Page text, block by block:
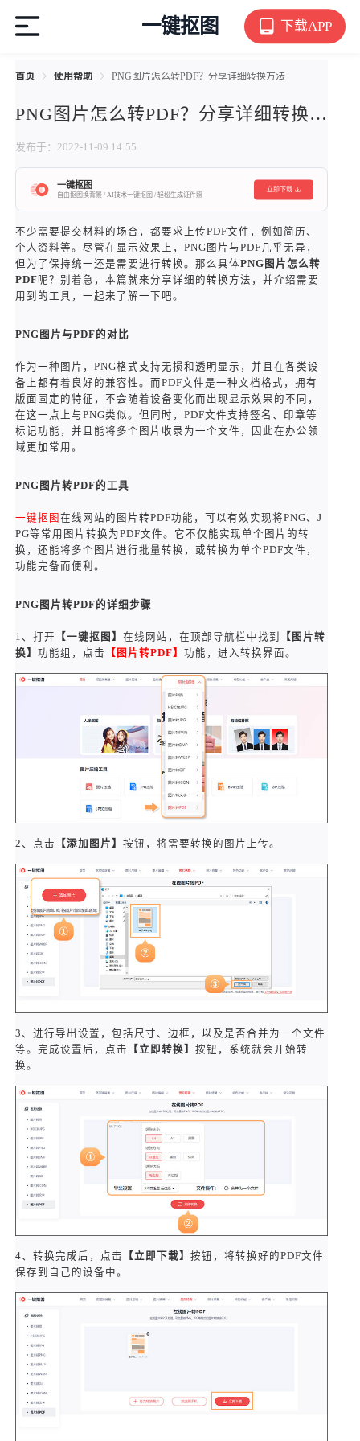
一键抠图 下载APP
首页 使用帮助 PNG图片怎么转PDF？分享详细转换方法
PNG图片怎么转PDF？分享详细转换方法
发布于：2022-11-09 14:55
一键抠图
自由抠图换背景 / AI技术一键抠图 / 轻松生成证件照
立即下载
不少需要提交材料的场合，都要求上传PDF文件，例如简历、
个人资料等。尽管在显示效果上，PNG图片与PDF几乎无异，
但为了保持统一还是需要进行转换。那么具体PNG图片怎么转
PDF呢？别着急，本篇就来分享详细的转换方法，并介绍需要
用到的工具，一起来了解一下吧。
PNG 图片与PDF的对比
作为一种图片，PNG格式支持无损和透明显示，并且在各类设
备上都有着良好的兼容性。而PDF文件是一种文档格式，拥有
版面固定的特征，不会随着设备变化而出现显示效果的不同，
在这一点上与PNG类似。但同时，PDF文件支持签名、印章等
标记功能，并且能将多个图片收录为一个文件，因此在办公领
域更加常用。
PNG 图片转PDF的工具
一键抠图 在线网站的图片转PDF功能，可以有效实现将PNG、J
PG等常用图片转换为PDF文件。它不仅能实现单个图片的转
换，还能将多个图片进行批量转换，或转换为单个PDF文件，
功能完备而便利。
PNG 图片转PDF的详细步骤
1、打开 【一键抠图】 在线网站，在顶部导航栏中找到
【图片转
换】 功能组，点击 【图片转PDF】 功能，进入转换界面。
2、点击 【添加图片】 按钮，将需要转换的图片上传。
3、进行导出设置，包括尺寸、边框，以及是否合并为一个文件
等。完成设置后，点击
【立即转换】 按钮，系统就会开始转
换。
4、转换完成后，点击 【立即下载】 按钮，将转换好的PDF文件
保存到自己的设备中。